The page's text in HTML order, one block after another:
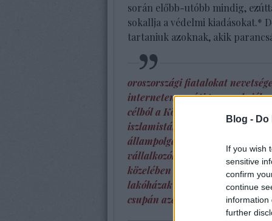
Blog -
If you wish
sensitive
confirm
continue
information
further
során előbb-utóbb mindig,
sokallja a védelmi kiadásokat.*
tartaniuk azoknak, akik
oroszországi fiatalokat
interneten vasúti terrorakciók
célból a Közép-Ázsiából millió
iszlamisták, esetleg a néhány
állampolgárságának ígéretétől
vállalkozókat, akik
közelében újságírókat
lakóházak tömegeit robbantják
csupán azért, hogy félelmet